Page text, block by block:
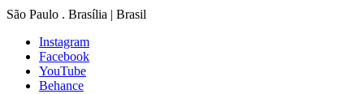
São Paulo . Brasília | Brasil
Instagram
Facebook
YouTube
Behance